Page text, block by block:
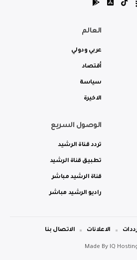
العالم
عربي ودولي
أقتصاد
سياسة
الاخيرة
الوصول السريع
تردد قناة الرشيد
تطبيق قناة الرشيد
قناة الرشيد مباشر
راديو الرشيد مباشر
Made By IQ
الاعلانات الاتصال بنا